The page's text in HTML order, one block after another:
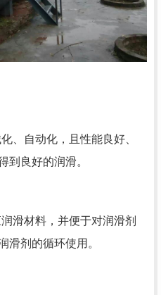
、自动化，且性能良好、
到良好的润滑。
滑材料，并便于对润滑剂
滑剂的循环使用。